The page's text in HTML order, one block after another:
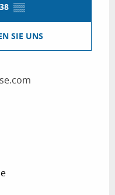
▒▒
SIE UNS